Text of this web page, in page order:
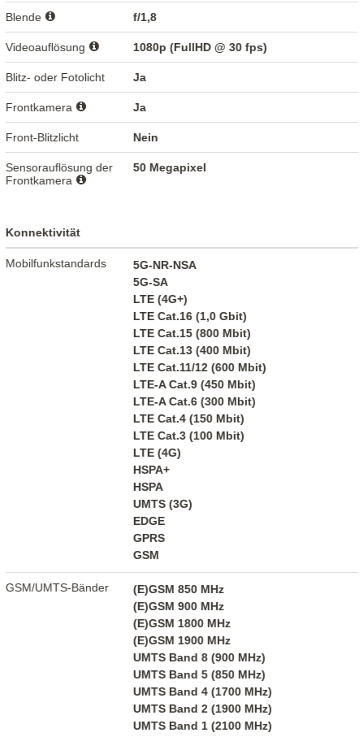
Blende f/1,8
Videoauflösung 1080p (FullHD @ 30 fps)
Blitz- oder Fotolicht Ja
Frontkamera Ja
Front-Blitzlicht Nein
Sensorauflösung der
Frontkamera
50 Megapixel
Konnektivität
Mobilfunkstandards
5G-NR-NSA
5G-SA
LTE (4G+)
LTE Cat.16 (1,0 Gbit)
LTE Cat.15 (800 Mbit)
LTE Cat.13 (400 Mbit)
LTE Cat.11/12 (600 Mbit)
LTE-A Cat.9 (450 Mbit)
LTE-A Cat.6 (300 Mbit)
LTE Cat.4 (150 Mbit)
LTE Cat.3 (100 Mbit)
LTE (4G)
HSPA+
HSPA
UMTS (3G)
EDGE
GPRS
GSM
GSM/UMTS-Bänder
(E)GSM 850 MHz
(E)GSM 900 MHz
(E)GSM 1800 MHz
(E)GSM 1900 MHz
UMTS Band 8 (900 MHz)
UMTS Band 5 (850 MHz)
UMTS Band 4 (1700 MHz)
UMTS Band 2 (1900 MHz)
UMTS Band 1 (2100 MHz)